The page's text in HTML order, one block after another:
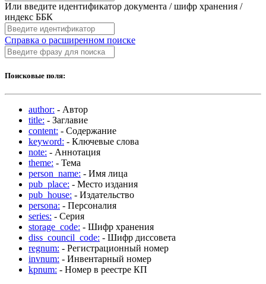
Или введите идентификатор документа / шифр хранения /
индекс ББК
Справка о расширенном поиске
Поисковые поля:
author: - Автор
title: - Заглавие
content: - Содержание
keyword: - Ключевые слова
note: - Аннотация
theme: - Тема
person_name: - Имя лица
pub_place: - Место издания
pub_house: - Издательство
persona: - Персоналия
series: - Серия
storage_code: - Шифр хранения
diss_council_code: - Шифр диссовета
regnum: - Регистрационный номер
invnum: - Инвентарный номер
kpnum: - Номер в реестре КП